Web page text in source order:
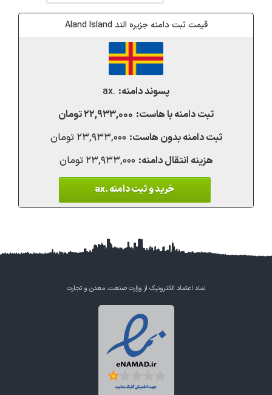
قیمت ثبت دامنه جزیره الند Aland Island
.ax
۲۲,۹۳۳,۰۰۰ تومان
۲۳,۹۳۳,۰۰۰ تومان
۲۳,۹۳۳,۰۰۰ تومان
خرید و ثبت دامنه .ax
نماد اعتماد الکترونیک از وزارت صنعت، معدن و تجارت